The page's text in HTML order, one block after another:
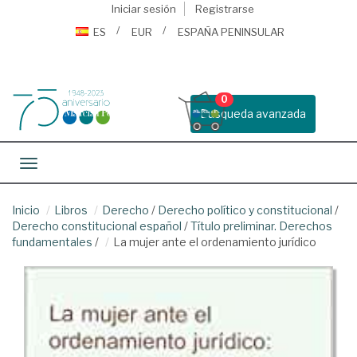
Iniciar sesión
Registrarse
ES
EUR ESPAÑA PENINSULAR
Busqueda avanzada
0
Toggle navigation
Inicio Libros Derecho / Derecho político y constitucional /
Derecho constitucional español /Título preliminar. Derechos
fundamentales / La mujer ante el ordenamiento jurídico